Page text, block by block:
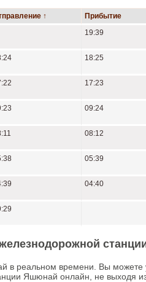
↑ Прибытие
19:39
18:25
17:23
09:24
08:12
05:39
04:40
в реальном времени. Вы можете
Яшюнай онлайн, не выходя